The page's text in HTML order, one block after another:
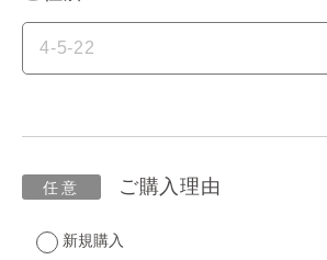
ご購入理由
新規購入